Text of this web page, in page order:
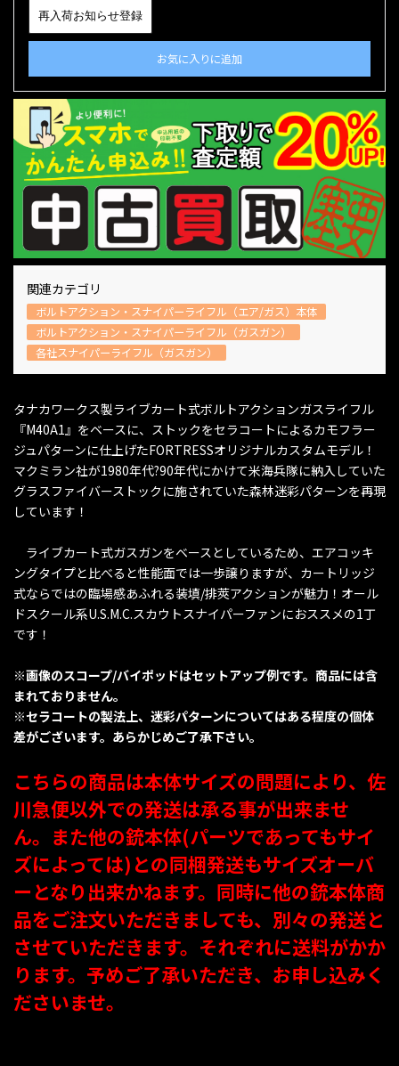
再入荷お知らせ登録
お気に入りに追加
関連カテゴリ
ボルトアクション・スナイパーライフル（エア/ガス）本体
ボルトアクション・スナイパーライフル（ガスガン）
各社スナイパーライフル（ガスガン）
タナカワークス製ライブカート式ボルトアクションガスライフル
『M40A1』をベースに、ストックをセラコートによるカモフラー
ジュパターンに仕上げたFORTRESSオリジナルカスタムモデル！
マクミラン社が1980年代?90年代にかけて米海兵隊に納入していた
グラスファイバーストックに施されていた森林迷彩パターンを再現
しています！
ライブカート式ガスガンをベースとしているため、エアコッキ
ングタイプと比べると性能面では一歩譲りますが、カートリッジ
式ならではの臨場感あふれる装填/排莢アクションが魅力！オール
ドスクール系U.S.M.C.スカウトスナイパーファンにおススメの1丁
です！
※画像のスコープ/バイポッドはセットアップ例です。商品には含
まれておりません。
※セラコートの製法上、迷彩パターンについてはある程度の個体
差がございます。あらかじめご了承下さい。
こちらの商品は本体サイズの問題により、佐
川急便以外での発送は承る事が出来ませ
ん。また他の銃本体(パーツであってもサイ
ズによっては)との同梱発送もサイズオーバ
ーとなり出来かねます。同時に他の銃本体商
品をご注文いただきましても、別々の発送と
させていただきます。それぞれに送料がかか
ります。予めご了承いただき、お申し込みく
ださいませ。